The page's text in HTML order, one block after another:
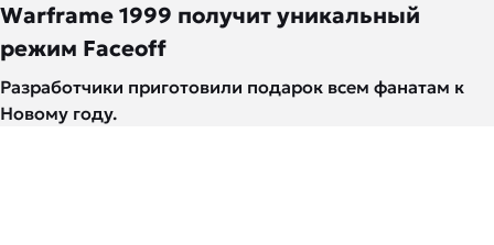
Warframe 1999 получит уникальный
режим Faceoff
Разработчики приготовили подарок всем фанатам к
Новому году.